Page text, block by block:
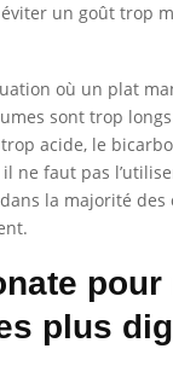
un goût trop
où un plat
sont trop
acide, le
il ne faut pas
la majorité des
pour
plus